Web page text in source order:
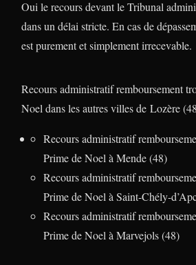
Oui le recours devant le Tribunal
dans un délai stricte. En cas de
est purement et simplement irrecevable.
Recours administratif remboursement
Noel dans les autres villes de Lozère
Recours administratif
Prime de Noel à Mende (48)
Recours administratif
Prime de Noel à Saint-Chély-
Recours administratif
Prime de Noel à Marvejols (48)